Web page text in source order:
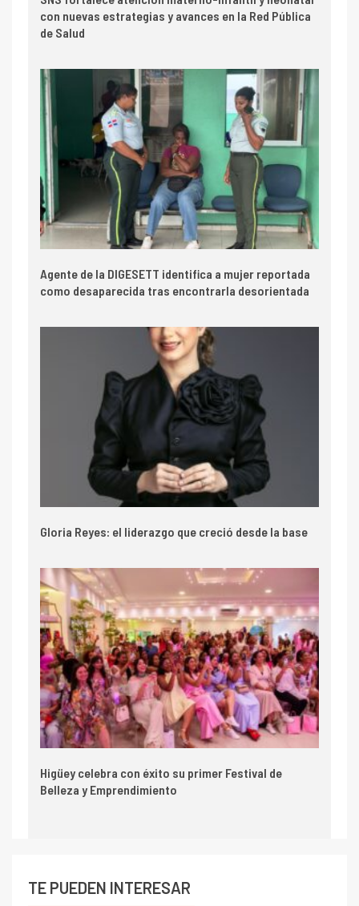
con nuevas estrategias y avances en la Red Pública
de Salud
Agente de la DIGESETT identifica a mujer reportada
como desaparecida tras encontrarla desorientada
Gloria Reyes: el liderazgo que creció desde la base
Higüey celebra con éxito su primer Festival de
Belleza y Emprendimiento
TE PUEDEN INTERESAR